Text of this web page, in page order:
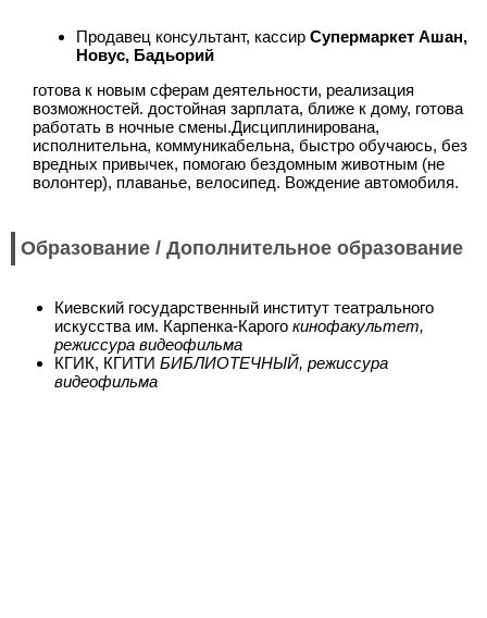
Продавец консультант, кассир Супермаркет Ашан,
Новус, Бадьорий
готова к новым сферам деятельности, реализация
возможностей. достойная зарплата, ближе к дому, готова
работать в ночные смены.Дисциплинирована,
исполнительна, коммуникабельна, быстро обучаюсь, без
вредных привычек, помогаю бездомным животным (не
волонтер), плаванье, велосипед. Вождение автомобиля.
Образование / Дополнительное образование
Киевский государственный институт театрального
искусства им. Карпенка-Карого кинофакультет,
режиссура видеофильма
КГИК, КГИТИ БИБЛИОТЕЧНЫЙ, режиссура
видеофильма